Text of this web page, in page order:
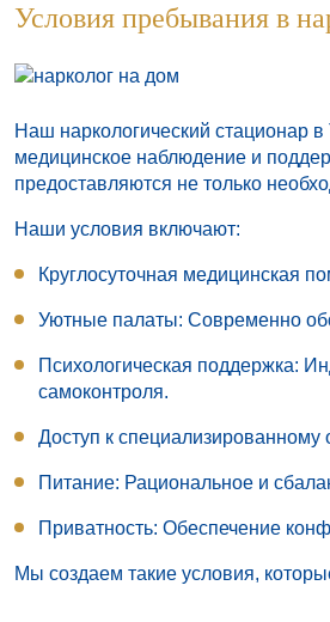
Условия пребывания в
Наш наркологический стационар
медицинское наблюдение и
предоставляются не только
Наши условия включают:
Круглосуточная медицинская
Уютные палаты: Современно
Психологическая поддержка:
самоконтроля.
Доступ к специализированному
Питание: Рациональное и
Приватность: Обеспечение
Мы создаем такие условия,